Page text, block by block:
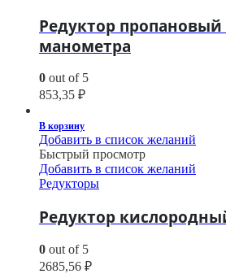
Редуктор
манометра
0 out of 5
853,35 ₽
В корзину
Добавить в список желаний
Быстрый просмотр
Добавить в список желаний
Редукторы
Редуктор
0 out of 5
2685,56 ₽